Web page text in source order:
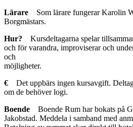
Lärare Som lärare fungerar Karolin
Borgmästars.
Hur? Kursdeltagarna spelar
och för varandra, improviserar och
och
möjligheter.
€ Det uppbärs ingen kursavgift.
om de behöver logi.
Boende Boende Rum har bokats på
Jakobstad. Meddela i samband med